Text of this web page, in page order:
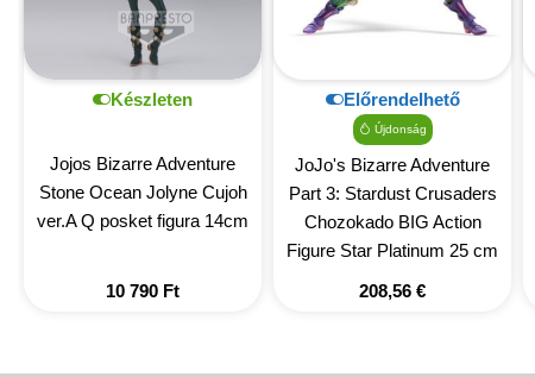
Készleten
Jojos Bizarre Adventure
Stone Ocean Jolyne Cujoh
ver.A Q posket figura 14cm
10 790 Ft
Előrendelhető
Újdonság
JoJo's Bizarre Adventure
Part 3: Stardust Crusaders
Chozokado BIG Action
Figure Star Platinum 25 cm
208,56 €